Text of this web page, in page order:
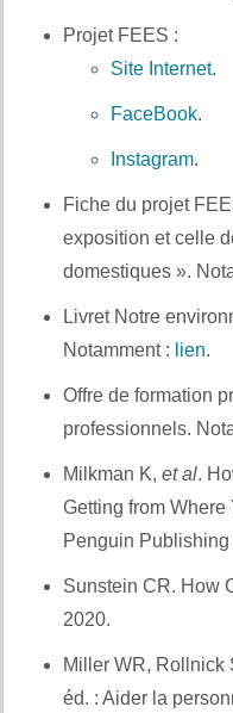
Projet FEES :
Site Internet.
FaceBook.
Instagram.
Fiche du projet
exposition et celle
domestiques ».
Livret Notre
Notamment : lien.
Offre de formation
professionnels.
Milkman K, et al.
Getting from Where
Penguin Publishing
Sunstein CR. How
2020.
Miller WR, Rollnick
éd. : Aider la